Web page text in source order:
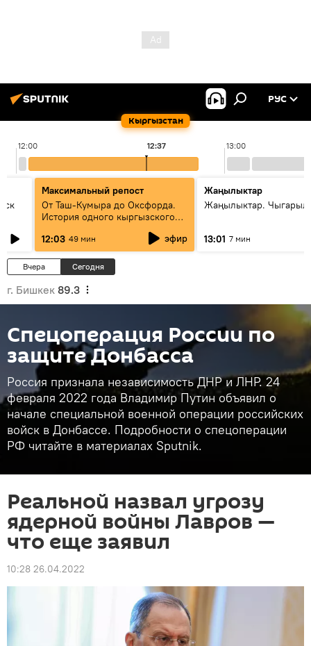
Кыргызстан
РУС
12:00 13:00
12:37
Максимальный репост
От Таш-Кумыра до Оксфорда.
История одного кыргызского
12:03 49 мин эфир
Жаңылыктар
Жаңылыктар.
13:01 7 мин
Вчера Сегодня
г. Бишкек 89.3
Спецоперация России по
защите Донбасса
Россия признала независимость ДНР и ЛНР. 24
февраля 2022 года Владимир Путин объявил о
начале специальной военной операции российских
войск в Донбассе. Подробности о спецоперации
РФ читайте в материалах Sputnik.
Реальной назвал угрозу
ядерной войны Лавров —
что еще заявил
10:28 26.04.2022